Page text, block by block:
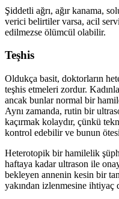
Şiddetli ağrı, ağır kanama,
verici belirtiler varsa, acil
edilmezse ölümcül olabilir.
Teşhis
Oldukça basit, doktorların
teşhis etmeleri zordur.
ancak bunlar normal bir
Aynı zamanda, rutin bir
kaçırmak kolaydır, çünkü
kontrol edebilir ve bunun
Heterotopik bir hamilelik
haftaya kadar ultrason ile
bekleyen annenin kesin bir
yakından izlenmesine ihtiyaç